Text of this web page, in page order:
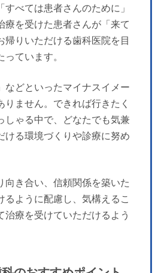
べては患者さんのために」
療を受けた患者さんが「来て
帰りいただける歯科医院を目
ています。
などといったマイナスイメー
りません。できれば行きたく
しゃる中で、どなたでも気兼
ける環境づくりや診療に努め
向き合い、信頼関係を築いた
るように配慮し、気構えるこ
治療を受けていただけるよう